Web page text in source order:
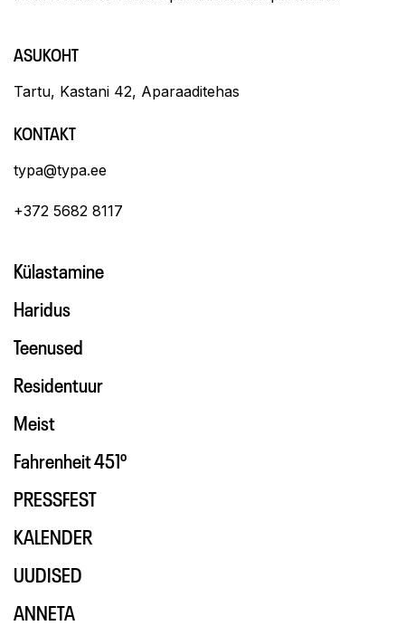
ASUKOHT
Tartu, Kastani 42, Aparaaditehas
KONTAKT
typa@typa.ee
+372 5682 8117
Külastamine
Haridus
Teenused
Residentuur
Meist
Fahrenheit 451º
PRESSFEST
KALENDER
UUDISED
ANNETA